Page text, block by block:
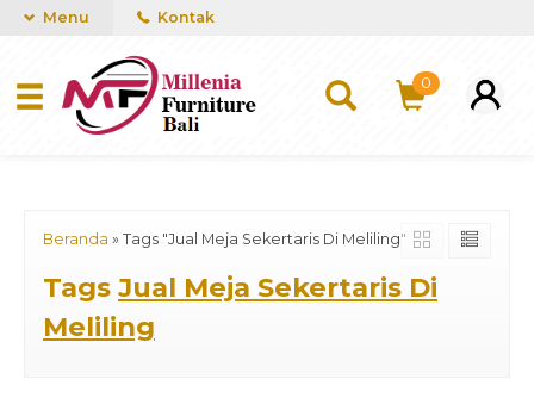
mUCn7CwGawCVTvwq7a99f4AgACOVgZvYEW65FFSDBf0
Menu Kontak
0
Beranda » Tags "Jual Meja Sekertaris Di Meliling"
Tags Jual Meja Sekertaris Di
Meliling